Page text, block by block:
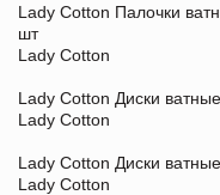
Lady Cotton Палочки
шт
Lady Cotton
Lady Cotton Диски
Lady Cotton
Lady Cotton Диски
Lady Cotton